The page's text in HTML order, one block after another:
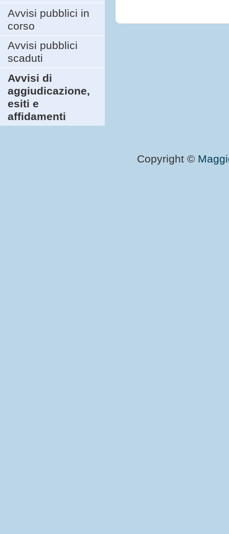
Avvisi pubblici in
corso
Avvisi pubblici
scaduti
Avvisi di
aggiudicazione,
esiti e
affidamenti
Copyright ©